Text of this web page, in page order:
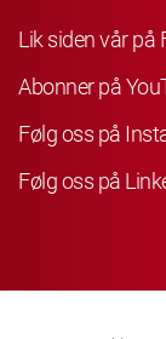
Lik siden vår på
Abonner på
Følg oss på
Følg oss på